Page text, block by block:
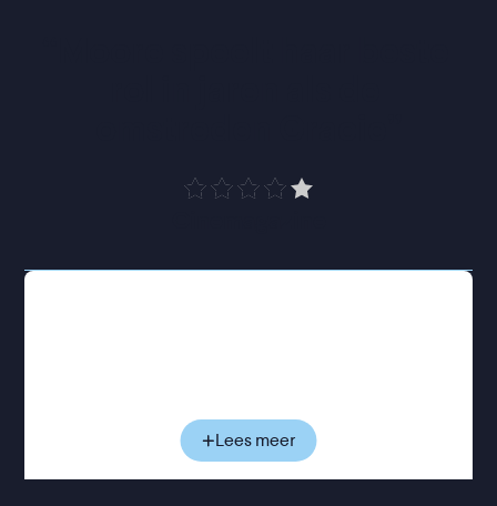
Gracie en Joe leiden ogenschijnlijk een rustig
samen en stichtten ze een gezin, maar de
buitenwereld bleef hen nooit met rust laten.
Wanneer actrice Elizabeth zich bij het gezin voegt
Lees meer